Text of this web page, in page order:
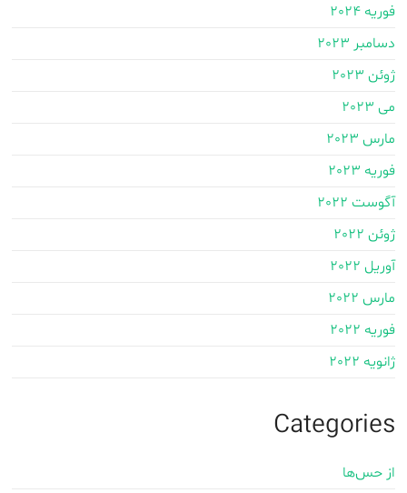
فوریه 2024
دسامبر 2023
ژوئن 2023
می 2023
مارس 2023
فوریه 2023
آگوست 2022
ژوئن 2022
آوریل 2022
مارس 2022
فوریه 2022
ژانویه 2022
Categories
از حس‌ها